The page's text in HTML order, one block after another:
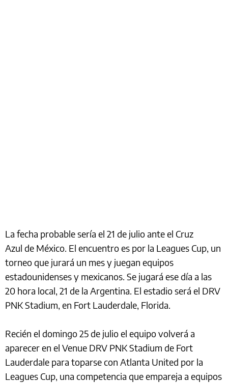
La fecha probable sería el 21 de julio ante el Cruz
Azul de México. El encuentro es por la Leagues Cup, un
torneo que jurará un mes y juegan equipos
estadounidenses y mexicanos. Se jugará ese día a las
20 hora local, 21 de la Argentina. El estadio será el DRV
PNK Stadium, en Fort Lauderdale, Florida.
Recién el domingo 25 de julio el equipo volverá a
aparecer en el Venue DRV PNK Stadium de Fort
Lauderdale para toparse con Atlanta United por la
Leagues Cup, una competencia que empareja a equipos